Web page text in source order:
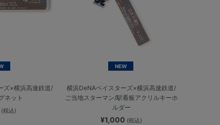
ズ×横浜高速鉄道/
ネット
(税込)
NEW
横浜DeNAベイスターズ×横浜高速鉄道/
ご当地スターマン/駅看板アクリルキーホ
ルダー
¥1,000 (税込)